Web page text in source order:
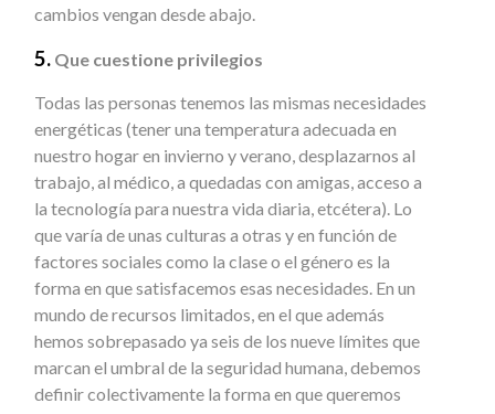
cambios vengan desde abajo.
5. Que cuestione privilegios
Todas las personas tenemos las mismas necesidades
energéticas (tener una temperatura adecuada en
nuestro hogar en invierno y verano, desplazarnos al
trabajo, al médico, a quedadas con amigas, acceso a
la tecnología para nuestra vida diaria, etcétera). Lo
que varía de unas culturas a otras y en función de
factores sociales como la clase o el género es la
forma en que satisfacemos esas necesidades. En un
mundo de recursos limitados, en el que además
hemos sobrepasado ya seis de los nueve límites que
marcan el umbral de la seguridad humana, debemos
definir colectivamente la forma en que queremos